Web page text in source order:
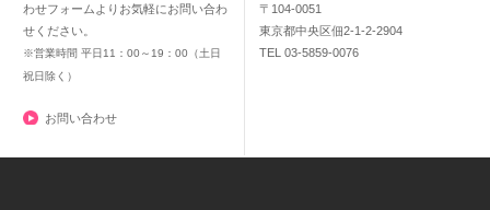
わせフォームよりお気軽にお問い合わ
せください。
※営業時間 平日11：00～19：00（土日
祝日除く）
お問い合わせ
〒104-0051
東京都中央区佃2-1-2-2904
TEL 03-5859-0076